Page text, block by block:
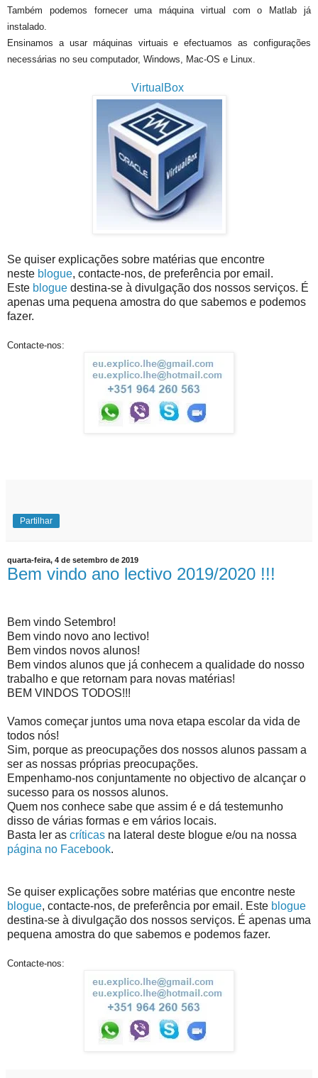
Também podemos fornecer uma máquina virtual com o Matlab já
instalado.
Ensinamos a usar máquinas virtuais e efectuamos as configurações
necessárias no seu computador, Windows, Mac-OS e Linux.
VirtualBox
Se quiser explicações sobre matérias que encontre
neste blogue, contacte-nos, de preferência por email.
Este blogue destina-se à divulgação dos nossos serviços. É
apenas uma pequena amostra do que sabemos e podemos
fazer.
Contacte-nos:
Partilhar
quarta-feira, 4 de setembro de 2019
Bem vindo ano lectivo 2019/2020 !!!
Bem vindo Setembro!
Bem vindo novo ano lectivo!
Bem vindos novos alunos!
Bem vindos alunos que já conhecem a qualidade do nosso
trabalho e que retornam para novas matérias!
BEM VINDOS TODOS!!!
Vamos começar juntos uma nova etapa escolar da vida de
todos nós!
Sim, porque as preocupações dos nossos alunos passam a
ser as nossas próprias preocupações.
Empenhamo-nos conjuntamente no objectivo de alcançar o
sucesso para os nossos alunos.
Quem nos conhece sabe que assim é e dá testemunho
disso de várias formas e em vários locais.
Basta ler as críticas na lateral deste blogue e/ou na nossa
página no Facebook.
Se quiser explicações sobre matérias que encontre neste
blogue, contacte-nos, de preferência por email. Este blogue
destina-se à divulgação dos nossos serviços. É apenas uma
pequena amostra do que sabemos e podemos fazer.
Contacte-nos: